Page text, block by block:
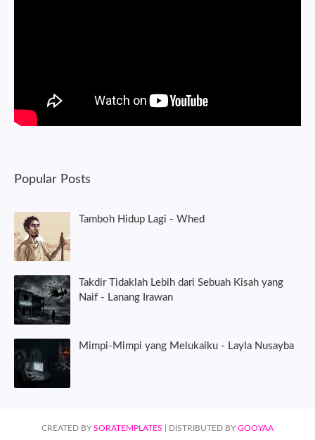
Popular Posts
Tamboh Hidup Lagi - Whed
Takdir Tidaklah Lebih dari Sebuah Kisah yang
Naif - Lanang Irawan
Mimpi-Mimpi yang Melukaiku - Layla Nusayba
CREATED BY SORATEMPLATES | DISTRIBUTED BY GOOYAA